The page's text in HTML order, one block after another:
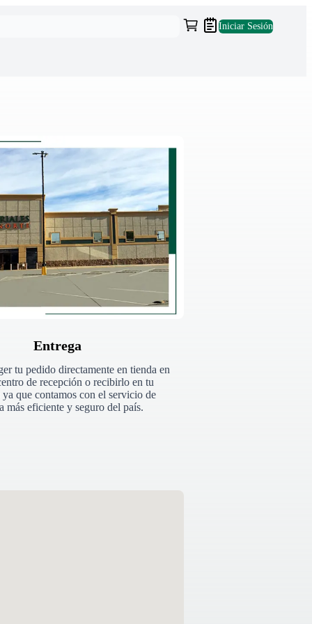
Iniciar Sesión
Entrega
tu pedido directamente en tienda en
de recepción o recibirlo en tu
que contamos con el servicio de
más eficiente y seguro del país.